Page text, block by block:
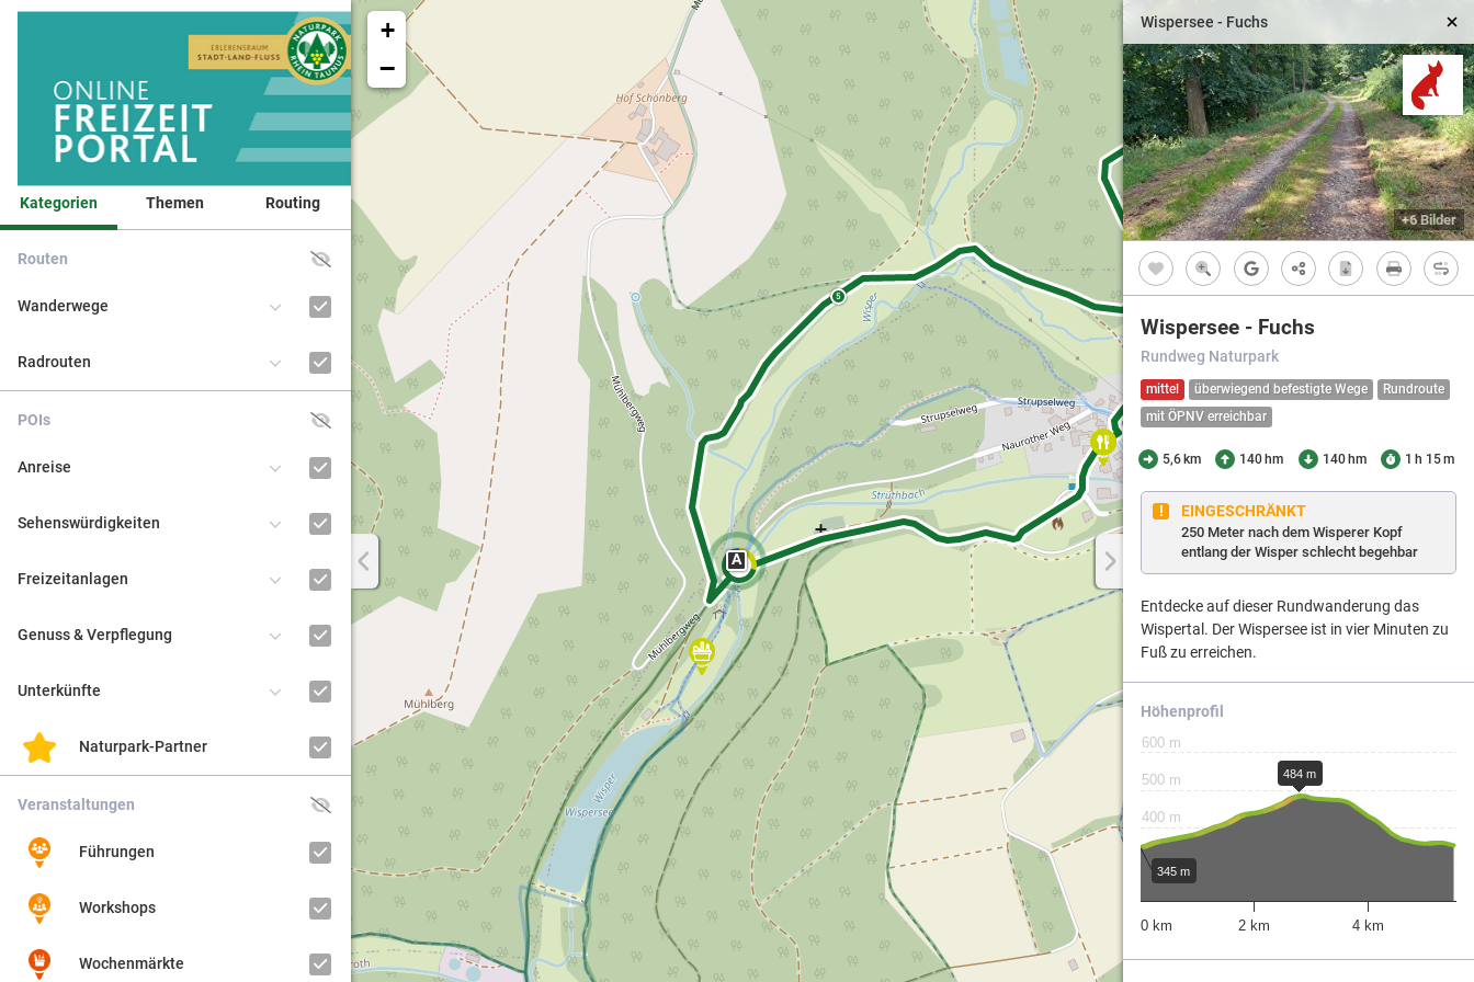
7
A
4
1
5
+
−
Kategorien Themen Routing
Routen
Wanderwege
Radrouten
POIs
Anreise
Sehenswürdigkeiten
Freizeitanlagen
Genuss & Verpflegung
Unterkünfte
Naturpark-Partner
Veranstaltungen
Führungen
Workshops
Wochenmärkte
Veranstaltungen
Naturparkpartner
Kinder und Familien
BNE - Bildung für eine
nachhaltige Entwicklung
Regionale Erzeuger
Kultur
Barrierearme Wege
Freizeitwegenetz
Vollständig beschilderter Freizeitweg.
Freizeitwegenetz in Planung
Nicht beschilderter aber begehbarer Weg.
99 Knotenpunkt
99 Knoten mit Starttafel
Bietet eine Übersichtskarte des Wandergebiets
und i.d.R. einen Parkplatz. Eignet sich
besonders gut als Einstiegspunkt.
S
Ausgewählter Startknoten
99 Ausgewählter Zwischenknoten
Ausgewählter Zielknoten
Knotenpunkt in Planung
Nicht beschilderter Knotenpunkt.
Hilfsknoten
Können bei zwei Punkten mit mehreren
Direktverbindungen zur Routing-Steuerung
verwendet werden.
Wispersee - Fuchs
+6 Bilder
Wispersee - Fuchs
Rundweg Naturpark
mittel überwiegend befestigte Wege
Rundroute
mit ÖPNV erreichbar
5,6 km 140 hm 140 hm 1 h 15 m
EINGESCHRÄNKT
250 Meter nach dem Wisperer Kopf
entlang der Wisper schlecht begehbar
Entdecke auf dieser Rundwanderung das
Wispertal. Der Wispersee ist in vier Minuten zu
Fuß zu erreichen.
Höhenprofil
300 m
400 m
500 m
600 m
484 m
345 m
0 km 2 km 4 km